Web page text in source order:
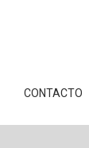
CONTACTO